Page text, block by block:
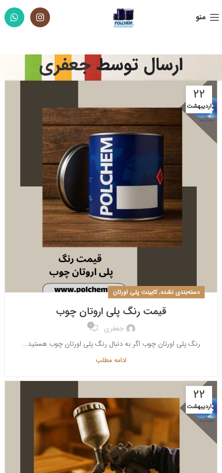
منو
ارسال توسطجعفری
22
اردیبهشت
دسته‌بندی نشده,کابینت پلی اورتان
قیمت رنگ پلی اروتان چوب
جعفری 0
رنگ پلی اورتان چوب اگر به دنبال رنگ پلی اورتان چوب هستید...
ادامه مطلب
22
اردیبهشت